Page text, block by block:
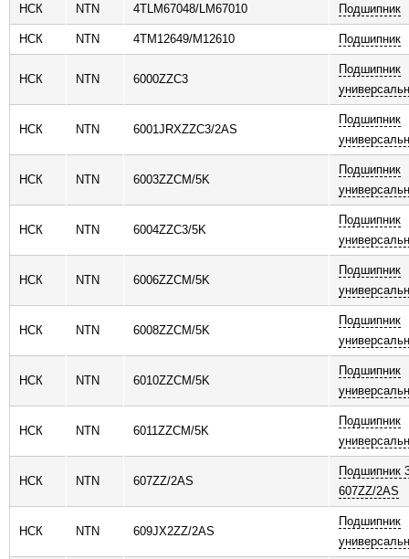
НСК NTN 4TLM67048/LM67010 Подшипник
НСК NTN 4TM12649/M12610 Подшипник
НСК NTN 6000ZZC3
Подшипник
НСК NTN 6001JRXZZC3/2AS
Подшипник
НСК NTN 6003ZZCM/5K
Подшипник
НСК NTN 6004ZZC3/5K
Подшипник
НСК NTN 6006ZZCM/5K
Подшипник
НСК NTN 6008ZZCM/5K
Подшипник
НСК NTN 6010ZZCM/5K
Подшипник
НСК NTN 6011ZZCM/5K
Подшипник
НСК NTN 607ZZ/2AS
Подшипник
607ZZ/2AS
НСК NTN 609JX2ZZ/2AS
Подшипник